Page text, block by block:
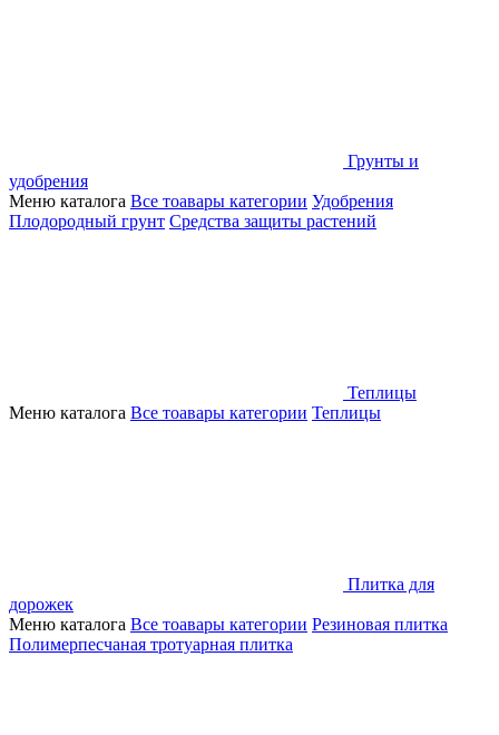
Грунты и
удобрения
Меню каталога Все тоавары категории Удобрения
Плодородный грунт Средства защиты растений
Теплицы
Меню каталога Все тоавары категории Теплицы
Плитка для
дорожек
Меню каталога Все тоавары категории Резиновая плитка
Полимерпесчаная тротуарная плитка